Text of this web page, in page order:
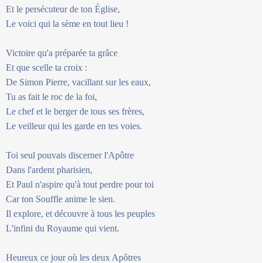
Et le persécuteur de ton Église,
Le voici qui la sème en tout lieu !
Victoire qu'a préparée ta grâce
Et que scelle ta croix :
De Simon Pierre, vacillant sur les eaux,
Tu as fait le roc de la foi,
Le chef et le berger de tous ses frères,
Le veilleur qui les garde en tes voies.
Toi seul pouvais discerner l'Apôtre
Dans l'ardent pharisien,
Et Paul n'aspire qu'à tout perdre pour toi
Car ton Souffle anime le sien.
Il explore, et découvre à tous les peuples
L'infini du Royaume qui vient.
Heureux ce jour où les deux Apôtres